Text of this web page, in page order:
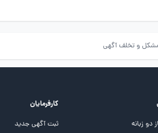
و تخلف آگهی
دو زبانه
کارفرمایان
ثبت آگهی جدید